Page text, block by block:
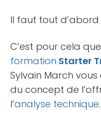
Il faut tout
C’est pour cela
formation Starter
Sylvain March
du concept de
l’analyse technique.